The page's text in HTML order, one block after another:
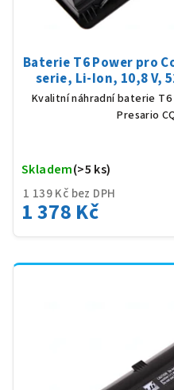
Baterie T6 Power pro
serie, Li-Ion, 10,8 V,
Kvalitní náhradní baterie
Presario
1 139 Kč bez DPH
1 378 Kč
Skladem(>5 ks)